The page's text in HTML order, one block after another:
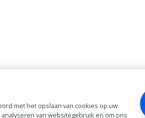
met het opslaan van cookies op uw
van websitegebruik en om ons